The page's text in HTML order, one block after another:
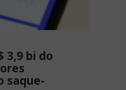
3,9 bi do
saque-